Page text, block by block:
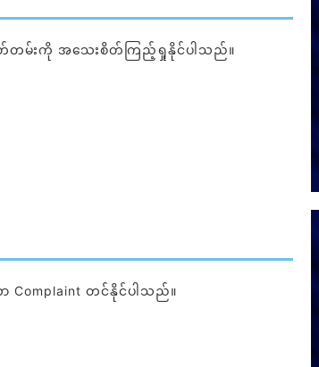
တ်တမ်းကို အသေးစိတ်ကြည့်ရှုနိုင်ပါသည်။
Complaint တင်နိုင်ပါသည်။